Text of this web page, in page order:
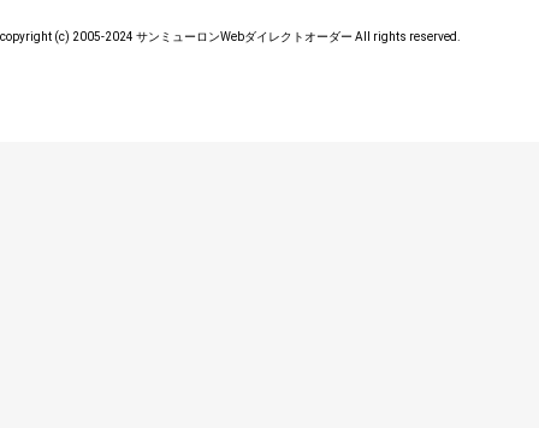
copyright (c) 2005-2024 サンミューロンWebダイレクトオーダー All rights reserved.